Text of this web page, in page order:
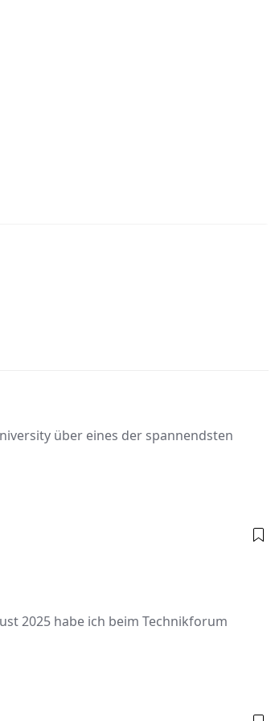
über eines der spannendsten
2025 habe ich beim Technikforum